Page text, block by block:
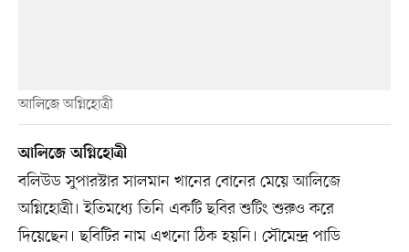
আলিজে অগ্নিহোত্রী
আলিজে অগ্নিহোত্রী
বলিউড সুপারস্টার সালমান খানের বোনের মেয়ে আলিজে
অগ্নিহোত্রী। ইতিমধ্যে তিনি একটি ছবির শুটিং শুরুও করে
দিয়েছেন। ছবিটির নাম এখনো ঠিক হয়নি। সৌমেন্দ্র পাডি